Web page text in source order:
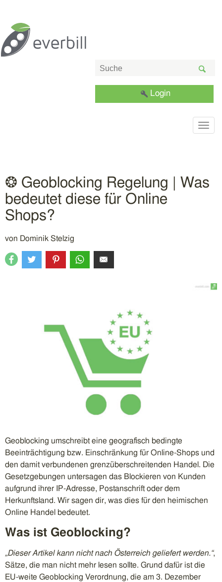
Login
❂ Geoblocking Regelung | Was
bedeutet diese für Online
Shops?
von Dominik Stelzig
Geoblocking umschreibt eine geografisch bedingte
Beeinträchtigung bzw. Einschränkung für Online-Shops und
den damit verbundenen grenzüberschreitenden Handel. Die
Gesetzgebungen untersagen das Blockieren von Kunden
aufgrund ihrer IP-Adresse, Postanschrift oder dem
Herkunftsland. Wir sagen dir, was dies für den heimischen
Online Handel bedeutet.
Was ist Geoblocking?
„Dieser Artikel kann nicht nach Österreich geliefert werden.“,
Sätze, die man nicht mehr lesen sollte. Grund dafür ist die
EU-weite Geoblocking Verordnung, die am 3. Dezember